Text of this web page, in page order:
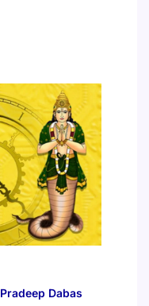
Pradeep Dabas